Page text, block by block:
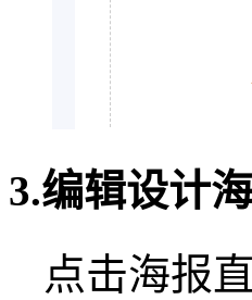
3.编辑设计
点击海报